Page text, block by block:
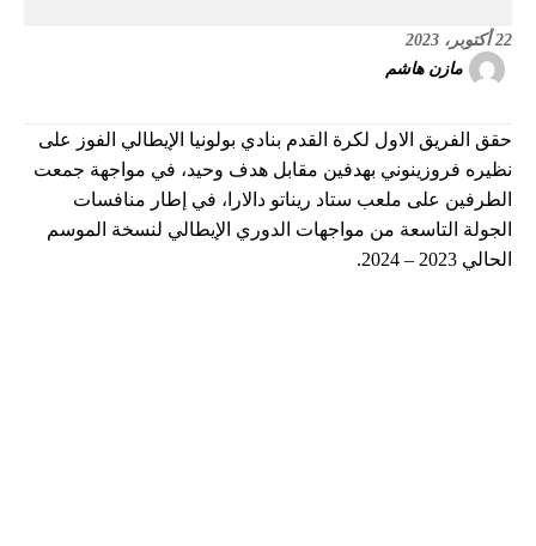
22 أكتوبر، 2023
مازن هاشم
حقق الفريق الاول لكرة القدم بنادي بولونيا الإيطالي الفوز على
نظيره فروزينوني بهدفين مقابل هدف وحيد، في مواجهة جمعت
الطرفين على ملعب ستاد ريناتو دالارا، في إطار منافسات
الجولة التاسعة من مواجهات الدوري الإيطالي لنسخة الموسم
الحالي 2023 – 2024.